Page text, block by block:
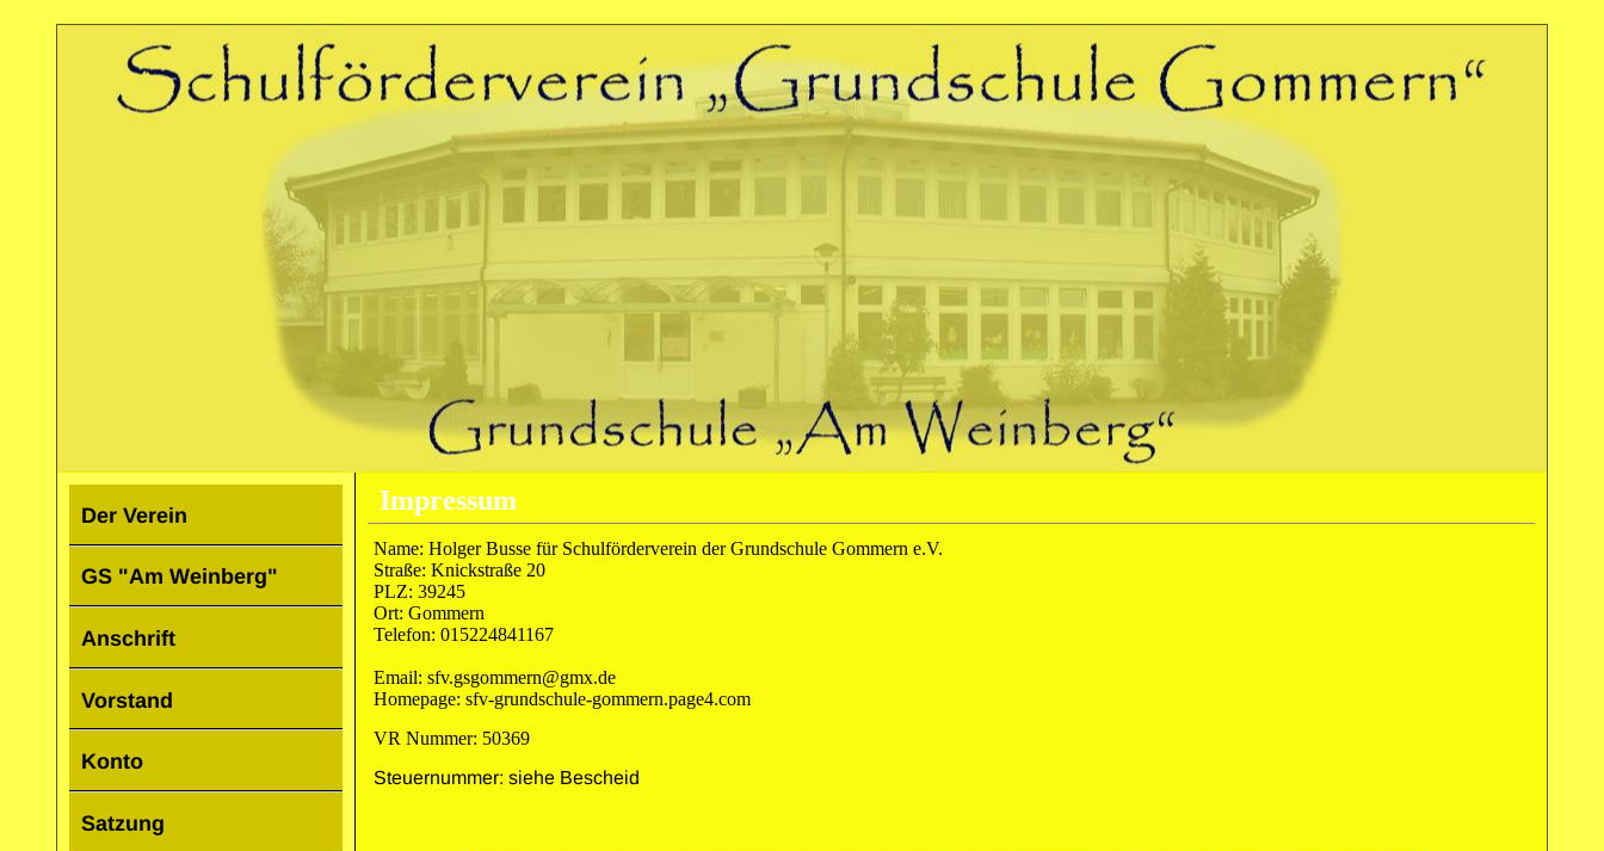
Der Verein
GS "Am Weinberg"
Anschrift
Vorstand
Konto
Satzung
Impressum
Name: Holger Busse für Schulförderverein der Grundschule Gommern e.V.
Straße: Knickstraße 20
PLZ: 39245
Ort: Gommern
Telefon: 015224841167
Email: sfv.gsgommern@gmx.de
Homepage: sfv-grundschule-gommern.page4.com
VR Nummer: 50369
Steuernummer: siehe Bescheid